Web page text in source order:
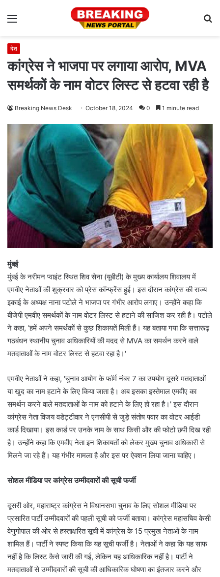
Menu
देश
कांग्रेस ने भाजपा पर लगाया आरोप, MVA
समर्थकों के नाम वोटर लिस्ट से हटवा रही है
Breaking News Desk October 18, 2024 0 1 minute read
मुंबई
मुंबई के नरीमन प्वाइंट स्थित शिव सेना (यूबीटी) के मुख्य कार्यालय शिवालय में
एमवीए नेताओं की शुक्रवार को प्रेस कॉन्फ्रेंस हुई। इस दौरान कांग्रेस की राज्य
इकाई के अध्यक्ष नाना पटोले ने भाजपा पर गंभीर आरोप लगाए। उन्होंने कहा कि
बीजेपी एमवीए समर्थकों के नाम वोटर लिस्ट से हटाने की साजिश कर रही है। पटोले
ने कहा, 'हमें अपने समर्थकों से कुछ शिकायतें मिली हैं। यह बताया गया कि सत्तारूढ़
गठबंधन स्थानीय चुनाव अधिकारियों की मदद से MVA का समर्थन करने वाले
मतदाताओं के नाम वोटर लिस्ट से हटवा रहा है।'
एमवीए नेताओं ने कहा, 'चुनाव आयोग के फॉर्म नंबर 7 का उपयोग दूसरे मतदाताओं
या खुद का नाम हटाने के लिए किया जाता है। अब इसका इस्तेमाल एमवीए का
समर्थन करने वाले मतदाताओं के नाम को हटाने के लिए हो रहा है।' इस दौरान
कांग्रेस नेता विजय वडेट्टीवार ने एनसीपी से जुड़े संतोष पवार का वोटर आईडी
कार्ड दिखाया। इस कार्ड पर उनके नाम के साथ किसी और की फोटो छपी दिख रही
है। उन्होंने कहा कि एमवीए नेता इन शिकायतों को लेकर मुख्य चुनाव अधिकारी से
मिलने जा रहे हैं। यह गंभीर मामला है और इस पर ऐक्शन लिया जाना चाहिए।
सोशल मीडिया पर कांग्रेस उम्मीदवारों की सूची फर्जी
दूसरी ओर, महाराष्ट्र कांग्रेस ने विधानसभा चुनाव के लिए सोशल मीडिया पर
प्रसारित पार्टी उम्मीदवारों की पहली सूची को फर्जी बताया। कांग्रेस महासचिव केसी
वेणुगोपाल की ओर से हस्ताक्षरित सूची में कांग्रेस के 15 प्रमुख नेताओं के नाम
शामिल हैं। पार्टी ने स्पष्ट किया कि यह सूची फर्जी है। नेताओं ने कहा कि यह साफ
नहीं है कि लिस्ट कैसे जारी की गई, लेकिन यह आधिकारिक नहीं है। पार्टी ने
मतदाताओं से उम्मीदवारों की सूची की आधिकारिक घोषणा का इंतजार करने और